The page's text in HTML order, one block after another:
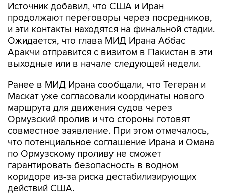
Источник добавил, что США и Иран
продолжают переговоры через посредников,
и эти контакты находятся на финальной стадии.
Ожидается, что глава МИД Ирана Аббас
Аракчи отправится с визитом в Пакистан в эти
выходные или в начале следующей недели.
Ранее в МИД Ирана сообщали, что Тегеран и
Маскат уже согласовали координаты нового
маршрута для движения судов через
Ормузский пролив и что стороны готовят
совместное заявление. При этом отмечалось,
что потенциальное соглашение Ирана и Омана
по Ормузскому проливу не сможет
гарантировать безопасность в водном
коридоре из-за риска дестабилизирующих
действий США.